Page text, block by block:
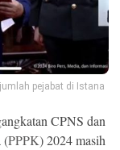
pejabat di Istana
CPNS dan
(PPPK) 2024 masih